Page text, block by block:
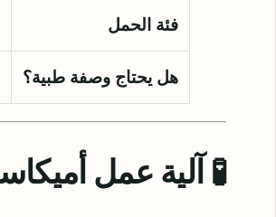
فئة الحمل
هل يحتاج وصفة طبية؟
🧪 آلية عمل